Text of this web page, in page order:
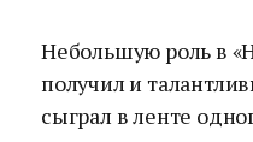
Небольшую роль в
получил и
сыграл в ленте